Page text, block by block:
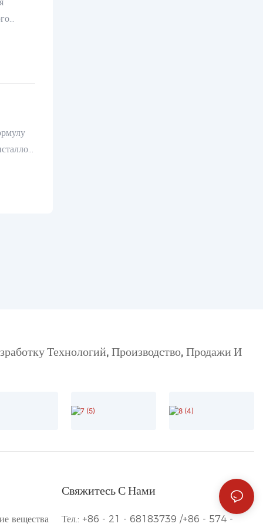
Технологий, Производство, Продажи И
вещества
Свяжитесь С Нами
Тел.: +86 - 21 - 68183739 /+86 - 574 -